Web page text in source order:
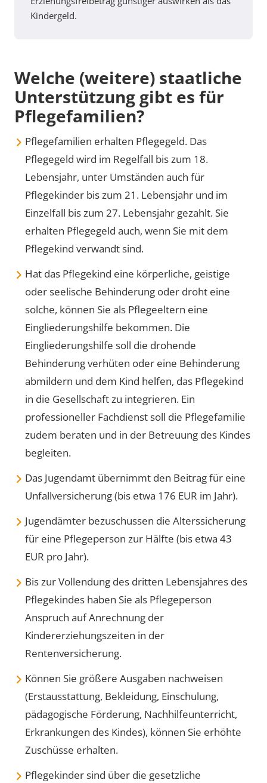
Kindergeld.
Welche (weitere) staatliche
Unterstützung gibt es für
Pflegefamilien?
Pflegefamilien erhalten Pflegegeld. Das
Pflegegeld wird im Regelfall bis zum 18.
Lebensjahr, unter Umständen auch für
Pflegekinder bis zum 21. Lebensjahr und im
Einzelfall bis zum 27. Lebensjahr gezahlt. Sie
erhalten Pflegegeld auch, wenn Sie mit dem
Pflegekind verwandt sind.
Hat das Pflegekind eine körperliche, geistige
oder seelische Behinderung oder droht eine
solche, können Sie als Pflegeeltern eine
Eingliederungshilfe bekommen. Die
Eingliederungshilfe soll die drohende
Behinderung verhüten oder eine Behinderung
abmildern und dem Kind helfen, das Pflegekind
in die Gesellschaft zu integrieren. Ein
professioneller Fachdienst soll die Pflegefamilie
zudem beraten und in der Betreuung des Kindes
begleiten.
Das Jugendamt übernimmt den Beitrag für eine
Unfallversicherung (bis etwa 176 EUR im Jahr).
Jugendämter bezuschussen die Alterssicherung
für eine Pflegeperson zur Hälfte (bis etwa 43
EUR pro Jahr).
Bis zur Vollendung des dritten Lebensjahres des
Pflegekindes haben Sie als Pflegeperson
Anspruch auf Anrechnung der
Kindererziehungszeiten in der
Rentenversicherung.
Können Sie größere Ausgaben nachweisen
(Erstausstattung, Bekleidung, Einschulung,
pädagogische Förderung, Nachhilfeunterricht,
Erkrankungen des Kindes), können Sie erhöhte
Zuschüsse erhalten.
Pflegekinder sind über die gesetzliche